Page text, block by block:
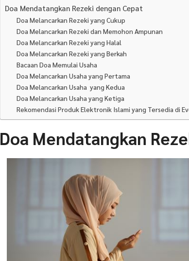
Doa Mendatangkan Rezeki dengan Cepat
Doa Melancarkan Rezeki yang Cukup
Doa Melancarkan Rezeki dan Memohon Ampunan
Doa Melancarkan Rezeki yang Halal
Doa Melancarkan Rezeki yang Berkah
Bacaan Doa Memulai Usaha
Doa Melancarkan Usaha yang Pertama
Doa Melancarkan Usaha yang Kedua
Doa Melancarkan Usaha yang Ketiga
Rekomendasi Produk Elektronik Islami yang Tersedia di
Doa Mendatangkan